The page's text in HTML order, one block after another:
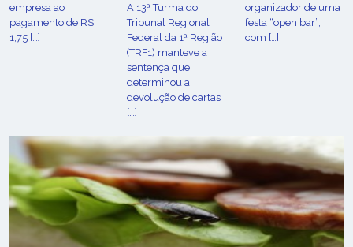
empresa ao
pagamento de R$
1,75 […]
A 13ª Turma do
Tribunal Regional
Federal da 1ª Região
(TRF1) manteve a
sentença que
determinou a
devolução de cartas
[…]
organizador de uma
festa “open bar”,
com […]